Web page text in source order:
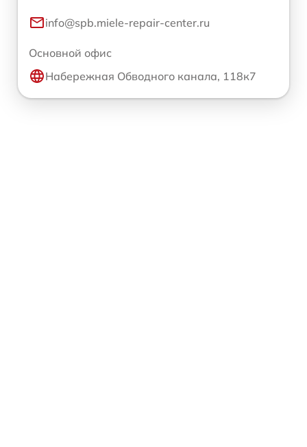
info@spb.miele-repair-center.ru
Основной офис
Набережная Обводного канала, 118к7